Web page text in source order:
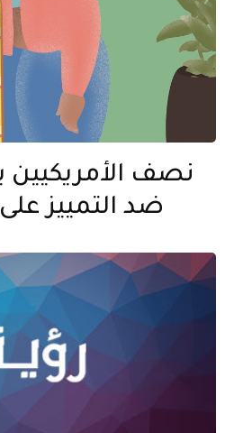
نصف الأمريكيين
ضد التمييز